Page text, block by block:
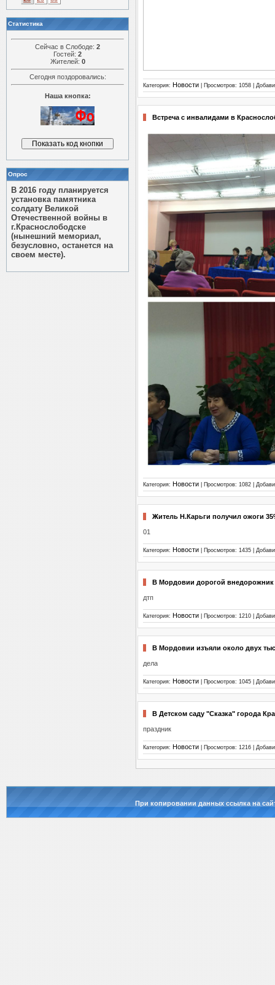
Статистика
Сейчас в Слободе: 2
Гостей: 2
Жителей: 0
Сегодня поздоровались:
Наша кнопка:
Опрос
В 2016 году планируется
установка памятника
солдату Великой
Отечественной войны в
г.Краснослободске
(нынешний мемориал,
безусловно, останется на
своем месте).
Категория: Новости | Просмотров: 1058 |
Встреча с инвалидами в
Категория: Новости | Просмотров: 1082 |
Житель Н.Карьги получил ожоги
01
Категория: Новости | Просмотров: 1435 |
В Мордовии дорогой внедорожник
дтп
Категория: Новости | Просмотров: 1210 |
В Мордовии изъяли около двух
дела
Категория: Новости | Просмотров: 1045 |
В Детском саду "Сказка" города
праздник
Категория: Новости | Просмотров: 1216 |
При копировании данных ссылка на